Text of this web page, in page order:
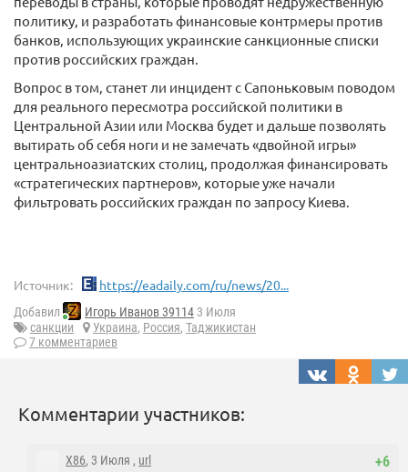
политику, и разработать финансовые контрмеры против
банков, использующих украинские санкционные списки
против российских граждан.
Вопрос в том, станет ли инцидент с Сапоньковым поводом
для реального пересмотра российской политики в
Центральной Азии или Москва будет и дальше позволять
вытирать об себя ноги и не замечать «двойной игры»
центральноазиатских столиц, продолжая финансировать
«стратегических партнеров», которые уже начали
фильтровать российских граждан по запросу Киева.
Источник: https://eadaily.com/ru/news/20...
Добавил Игорь Иванов 39114 3 Июля
санкции
Украина, Россия, Таджикистан
7 комментариев
Комментарии участников:
+6
X86, 3 Июля , url